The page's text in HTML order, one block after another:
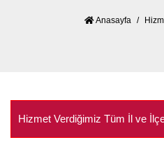
Anasayfa
Hizmet Verdiğimiz Tüm İl ve